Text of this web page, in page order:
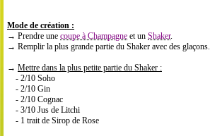
Mode de création :
→ Prendre une coupe à Champagne et un Shaker.
→ Remplir la plus grande partie du Shaker avec des glaçons.
→ Mettre dans la plus petite partie du Shaker :
- 2/10 Soho
- 2/10 Gin
- 2/10 Cognac
- 3/10 Jus de Litchi
- 1 trait de Sirop de Rose